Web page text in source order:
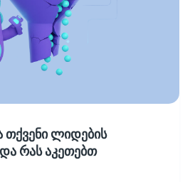
თქვენი ლიდების
რას აკეთებთ